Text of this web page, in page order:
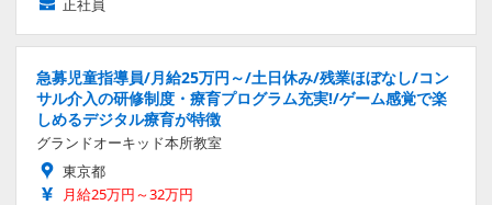
正社員
急募児童指導員/月給25万円～/土日休み/残業ほぼなし/コン
サル介入の研修制度・療育プログラム充実!/ゲーム感覚で楽
しめるデジタル療育が特徴
グランドオーキッド本所教室
東京都
月給25万円～32万円